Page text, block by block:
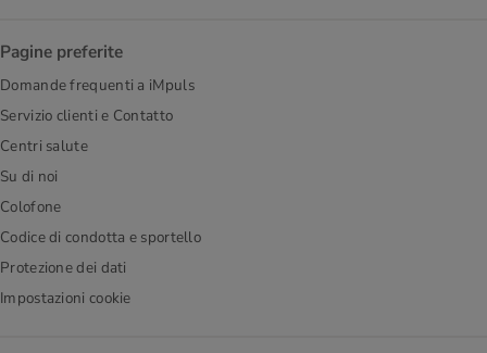
Pagine preferite
Domande frequenti a iMpuls
Servizio clienti e Contatto
Centri salute
Su di noi
Colofone
Codice di condotta e sportello
Protezione dei dati
Impostazioni cookie